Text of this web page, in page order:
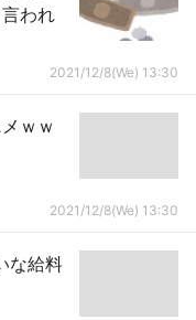
われ
2021/12/8(We) 13:30
ｗｗ
2021/12/8(We) 13:30
な給料